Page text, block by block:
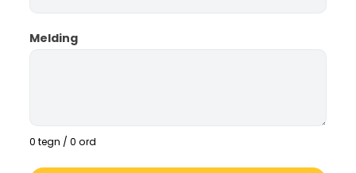
Melding
0 tegn / 0 ord